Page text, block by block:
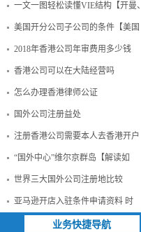
一文一图轻松读懂VIE结构【开曼、
美国开分公司子公司的条件【美国
2018年香港公司年审费用多少钱
香港公司可以在大陆经营吗
怎么办理香港律师公证
国外公司注册益处
注册香港公司需要本人去香港开户
“国外中心”维尔京群岛【解读如
世界三大国外公司注册地比较
亚马逊开店入驻条件申请资料 时
业务快捷导航